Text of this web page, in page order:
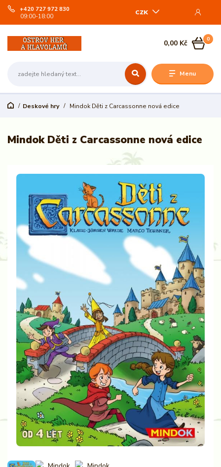
Menu
CZK
+420 727 972 830
09:00-18:00
0
0,00 Kč
Deskové hry Mindok Děti z Carcassonne nová edice
Mindok Děti z Carcassonne nová edice